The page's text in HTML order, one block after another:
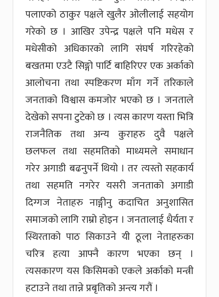
पलाएको ठाकुर पक्षले खुलैर ओलीलाई सहयोग
गरेको छ । आखिर उपेन्द्र पक्षले पनि मधेस र
मधेसीको अधिकारको लागि संघर्ष गरिरहेको
बखतमा एउटै सिङ्गो पार्टि बाहिरिएर एक अर्काको
आलोचना तथा स्पष्टिकरण माँग गर्ने तरिकाले
जनताको विश्वास कमजोर भएको छ । जनताले
देखेको सपना टुटेको छ । त्यस कारण यस्ता भित्रि
राजनैतिक तथा अन्य कुराहरु दुवै पक्षले
छलफल तथा सहमतिको माध्यमले समाधान
गरेर अगाडी बढनुपर्ने थियो । तर त्यस्तो सहकार्य
तथा सहमति नगरेर यसरी जनताको अगाडी
दिग्गज नेताहरु नाङ्गीनु कदाचित अनुशासित
समाजको लागि राम्रो होइन । जनतालाई धैर्यता र
स्थिरताको पाठ सिकाउने यी ठूला नेताहरुका
चरित्र हत्या आफ्नै कारण भएका छन् ।
त्यसकारण यस किसिमको एकले अर्काको मन्त्री
हटाउने तथा तान्ने प्रबृतिको अन्त्य गरौं ।